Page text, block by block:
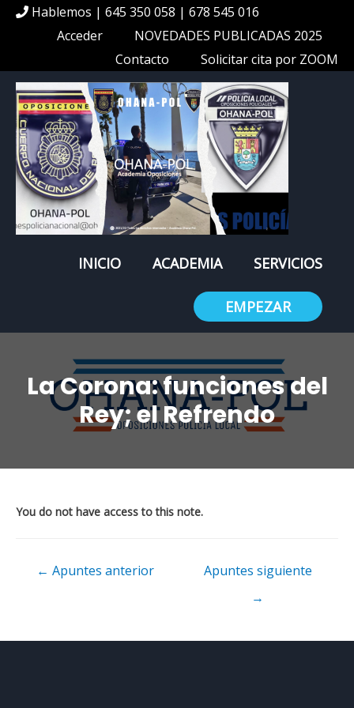
Hablemos | 645 350 058 | 678 545 016
Acceder
NOVEDADES PUBLICADAS 2025
Contacto
Solicitar cita por ZOOM
INICIO ACADEMIA SERVICIOS
EMPEZAR
La Corona: funciones del
Rey; el Refrendo
You do not have access to this note.
← Apuntes anterior
Apuntes siguiente
→